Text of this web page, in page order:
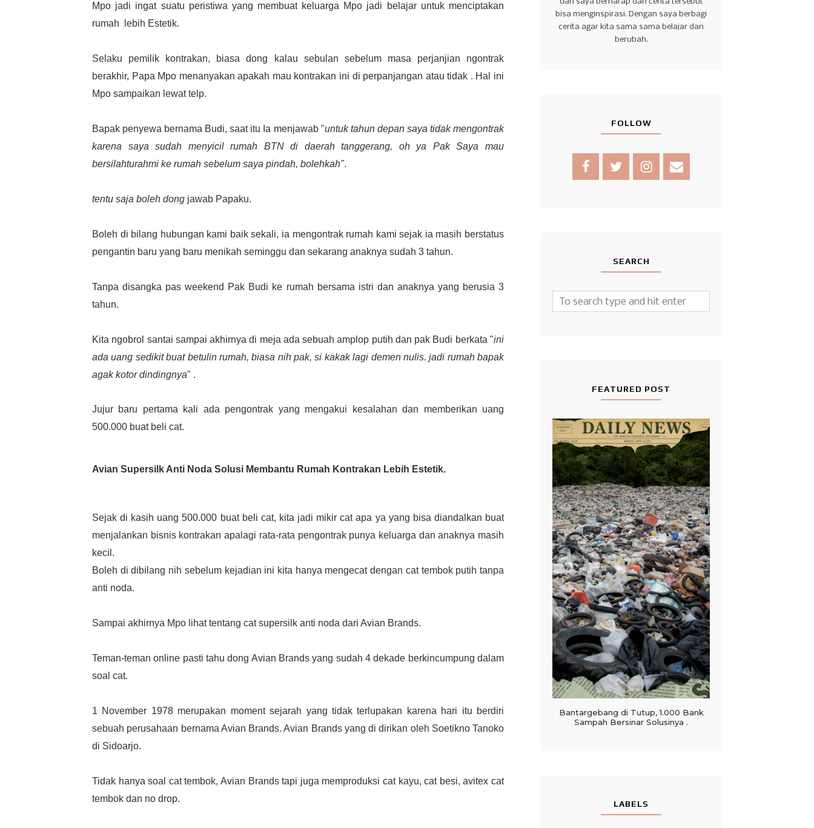
Mpo jadi ingat suatu peristiwa yang membuat keluarga Mpo jadi belajar untuk menciptakan
rumah  lebih Estetik.
Selaku pemilik kontrakan, biasa dong kalau sebulan sebelum masa perjanjian ngontrak
berakhir, Papa Mpo menanyakan apakah mau kontrakan ini di perpanjangan atau tidak . Hal ini
Mpo sampaikan lewat telp.
Bapak penyewa bernama Budi, saat itu Ia menjawab "untuk tahun depan saya tidak mengontrak
karena saya sudah menyicil rumah BTN di daerah tanggerang, oh ya Pak Saya mau
bersilahturahmi ke rumah sebelum saya pindah, bolehkah".
tentu saja boleh dong jawab Papaku.
Boleh di bilang hubungan kami baik sekali, ia mengontrak rumah kami sejak ia masih berstatus
pengantin baru yang baru menikah seminggu dan sekarang anaknya sudah 3 tahun.
Tanpa disangka pas weekend Pak Budi ke rumah bersama istri dan anaknya yang berusia 3
tahun.
Kita ngobrol santai sampai akhirnya di meja ada sebuah amplop putih dan pak Budi berkata "ini
ada uang sedikit buat betulin rumah, biasa nih pak, si kakak lagi demen nulis. jadi rumah bapak
agak kotor dindingnya" .
Jujur baru pertama kali ada pengontrak yang mengakui kesalahan dan memberikan uang
500.000 buat beli cat.
Avian Supersilk Anti Noda Solusi Membantu Rumah Kontrakan Lebih Estetik.
Sejak di kasih uang 500.000 buat beli cat, kita jadi mikir cat apa ya yang bisa diandalkan buat
menjalankan bisnis kontrakan apalagi rata-rata pengontrak punya keluarga dan anaknya masih
kecil.
Boleh di dibilang nih sebelum kejadian ini kita hanya mengecat dengan cat tembok putih tanpa
anti noda.
Sampai akhirnya Mpo lihat tentang cat supersilk anti noda dari Avian Brands.
Teman-teman online pasti tahu dong Avian Brands yang sudah 4 dekade berkincumpung dalam
soal cat.
1 November 1978 merupakan moment sejarah yang tidak terlupakan karena hari itu berdiri
sebuah perusahaan bernama Avian Brands. Avian Brands yang di dirikan oleh Soetikno Tanoko
di Sidoarjo.
Tidak hanya soal cat tembok, Avian Brands tapi juga memproduksi cat kayu, cat besi, avitex cat
tembok dan no drop.
bisa menginspirasi. Dengan saya berbagi
cerita agar kita sama sama belajar dan
berubah.
FOLLOW
SEARCH
FEATURED POST
Bantargebang di Tutup, 1.000 Bank
Sampah Bersinar Solusinya .
LABELS